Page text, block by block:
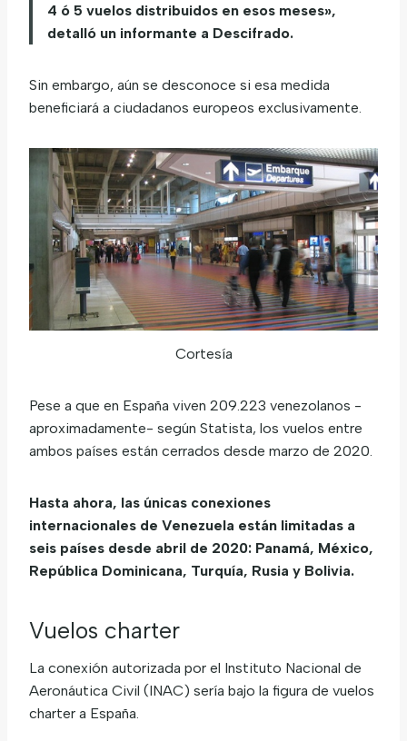
4 ó 5 vuelos distribuidos en esos meses»,
detalló un informante a Descifrado.
Sin embargo, aún se desconoce si esa medida
beneficiará a ciudadanos europeos exclusivamente.
Cortesía
Pese a que en España viven 209.223 venezolanos -
aproximadamente- según Statista, los vuelos entre
ambos países están cerrados desde marzo de 2020.
Hasta ahora, las únicas conexiones
internacionales de Venezuela están limitadas a
seis países desde abril de 2020: Panamá, México,
República Dominicana, Turquía, Rusia y Bolivia.
Vuelos charter
La conexión autorizada por el Instituto Nacional de
Aeronáutica Civil (INAC) sería bajo la figura de vuelos
charter a España.